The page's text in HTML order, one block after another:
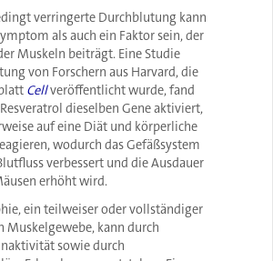
verringerte Durchblutung kann
als auch ein Faktor sein, der
Muskeln beiträgt. Eine Studie
von Forschern aus Harvard, die
Cellveröffentlicht wurde, fand
dieselben Gene aktiviert,
auf eine Diät und körperliche
wodurch das Gefäßsystem
verbessert und die Ausdauer
erhöht wird.
ein teilweiser oder vollständiger
Muskelgewebe, kann durch
sowie durch